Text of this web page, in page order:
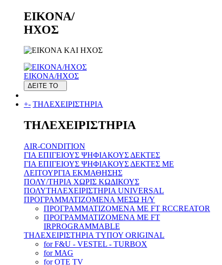
ΕΙΚΟΝΑ/
ΗΧΟΣ
ΕΙΚΟΝΑ/ΗΧΟΣ
ΔΕΙΤΕ ΤΟ
+- ΤΗΛΕΧΕΙΡΙΣΤΗΡΙΑ
ΤΗΛΕΧΕΙΡΙΣΤΗΡΙΑ
AIR-CONDITION
ΓΙΑ ΕΠΙΓΕΙΟΥΣ ΨΗΦΙΑΚΟΥΣ ΔΕΚΤΕΣ
ΓΙΑ ΕΠΙΓΕΙΟΥΣ ΨΗΦΙΑΚΟΥΣ ΔΕΚΤΕΣ ΜΕ
ΛΕΙΤΟΥΡΓΙΑ ΕΚΜΑΘΗΣΗΣ
ΠΟΛΥ/ΤΗΡΙΑ ΧΩΡΙΣ ΚΩΔΙΚΟΥΣ
ΠΟΛΥΤΗΛΕΧΕΙΡΙΣΤΗΡΙΑ UNIVERSAL
ΠΡΟΓΡΑΜΜΑΤΙΖΟΜΕΝΑ ΜΕΣΩ H/Y
ΠΡΟΓΡΑΜΜΑΤΙΖΟΜΕΝΑ ΜΕ FT RCCREATOR
ΠΡΟΓΡΑΜΜΑΤΙΖΟΜΕΝΑ ΜΕ FT
IRPROGRAMMABLE
ΤΗΛΕΧΕΙΡΙΣΤΗΡΙΑ ΤΥΠΟΥ ORIGINAL
for F&U - VESTEL - TURBOX
for MAG
for OTE TV